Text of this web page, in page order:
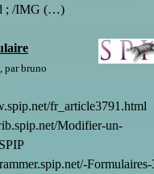
; /IMG (…)
par bruno
fr_article3791.html
Modifier-un-